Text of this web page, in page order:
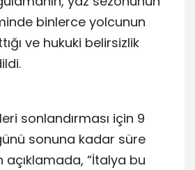
binlerce yolcunun
ve hukuki belirsizlik
sonlandırması için 9
sonuna kadar süre
“İtalya bu